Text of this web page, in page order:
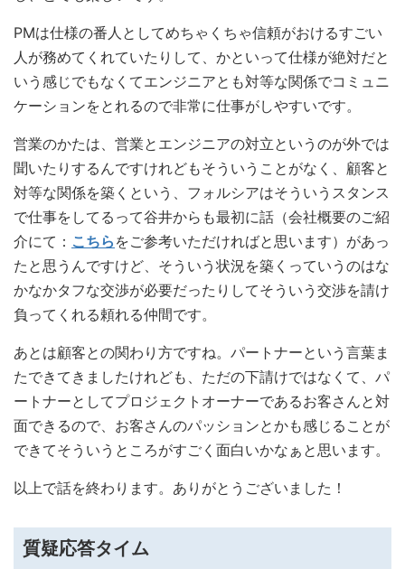
PMは仕様の番人としてめちゃくちゃ信頼がおけるすごい
人が務めてくれていたりして、かといって仕様が絶対だと
いう感じでもなくてエンジニアとも対等な関係でコミュニ
ケーションをとれるので非常に仕事がしやすいです。
営業のかたは、営業とエンジニアの対立というのが外では
聞いたりするんですけれどもそういうことがなく、顧客と
対等な関係を築くという、フォルシアはそういうスタンス
で仕事をしてるって谷井からも最初に話（会社概要のご紹
介にて： こちら をご参考いただければと思います）があっ
たと思うんですけど、そういう状況を築くっていうのはな
かなかタフな交渉が必要だったりしてそういう交渉を請け
負ってくれる頼れる仲間です。
あとは顧客との関わり方ですね。パートナーという言葉ま
たできてきましたけれども、ただの下請けではなくて、パ
ートナーとしてプロジェクトオーナーであるお客さんと対
面できるので、お客さんのパッションとかも感じることが
できてそういうところがすごく面白いかなぁと思います。
以上で話を終わります。ありがとうございました！
質疑応答タイム